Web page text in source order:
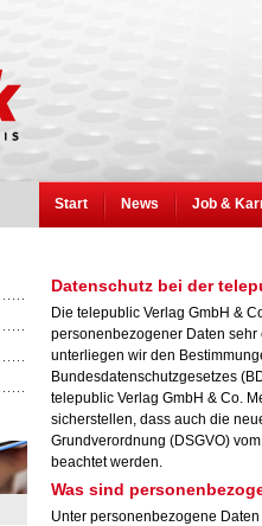
Start News Job &
Datenschutz bei der
Die telepublic Verlag GmbH &
personenbezogener Daten
unterliegen wir den
Bundesdatenschutzgesetzes
telepublic Verlag GmbH & Co.
sicherstellen, dass auch die
Grundverordnung (DSGVO)
beachtet werden.
Was sind
Unter personenbezogene